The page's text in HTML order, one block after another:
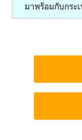
มาพร้อมกับกระ